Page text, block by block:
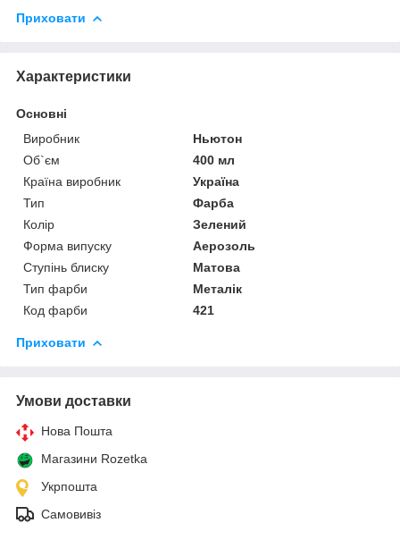
Приховати
Характеристики
Основні
Виробник
Ньютон
Об`єм
400 мл
Країна виробник
Україна
Тип
Фарба
Колір
Зелений
Форма випуску
Аерозоль
Ступінь блиску
Матова
Тип фарби
Металік
Код фарби
421
Приховати
Умови доставки
Нова Пошта
Магазини Rozetka
Укрпошта
Самовивіз